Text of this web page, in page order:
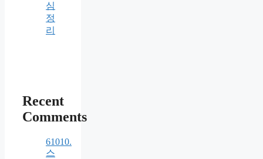
심
정
리
Recent
Comments
61010.
스